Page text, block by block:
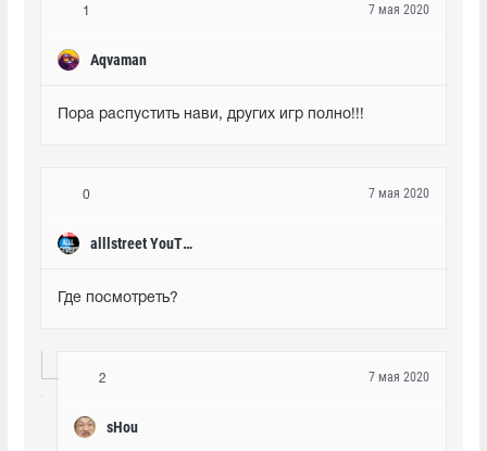
1
Aqvaman
7 мая 2020
Пора распустить нави, других игр полно!!!
0
alllstreet YouTube
7 мая 2020
Где посмотреть?
2
sHou
7 мая 2020